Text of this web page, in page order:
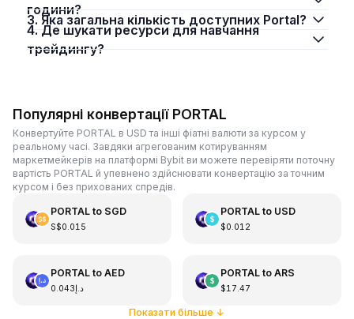
години?
3. Яка загальна кількість доступних Portal?
4. Де шукати ресурси для навчання
трейдингу?
Популярні конвертації PORTAL
Конвертуйте PORTAL в USD та інші фіатні валюти за курсом у
реальному часі. Завдяки агрегованим котируванням
маркетмейкерів на платформі Bybit ви можете перевіряти поточну
вартість PORTAL й упевнено здійснювати конвертацію за точним
курсом і без прихованих спредів.
PORTALto SGD
S$0.015
PORTALto USD
$0.012
PORTALto AED
د.إ0.043
PORTALto ARS
$17.47
Показати більше ↓